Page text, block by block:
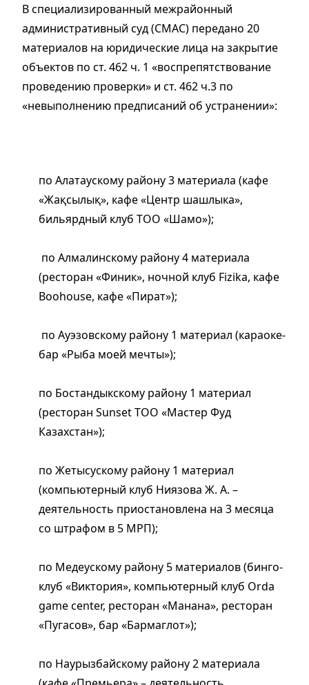
В специализированный межрайонный
административный суд (СМАС) передано 20
материалов на юридические лица на закрытие
объектов по ст. 462 ч. 1 «воспрепятствование
проведению проверки» и ст. 462 ч.3 по
«невыполнению предписаний об устранении»:
по Алатаускому району 3 материала (кафе
«Жақсылық», кафе «Центр шашлыка»,
бильярдный клуб ТОО «Шамо»);
по Алмалинскому району 4 материала
(ресторан «Финик», ночной клуб Fizika, кафе
Boohouse, кафе «Пират»);
по Ауэзовскому району 1 материал (караоке-
бар «Рыба моей мечты»);
по Бостандыкскому району 1 материал
(ресторан Sunset ТОО «Мастер Фуд
Казахстан»);
по Жетысускому району 1 материал
(компьютерный клуб Ниязова Ж. А. –
деятельность приостановлена на 3 месяца
со штрафом в 5 МРП);
по Медеускому району 5 материалов (бинго-
клуб «Виктория», компьютерный клуб Orda
game center, ресторан «Манана», ресторан
«Пугасов», бар «Бармаглот»);
по Наурызбайскому району 2 материала